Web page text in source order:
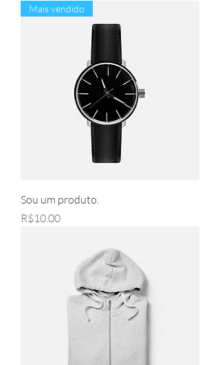
Mais vendido
Sou um produto.
Price
R$10.00